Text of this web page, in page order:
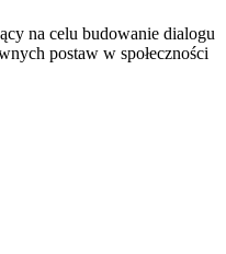
na celu budowanie dialogu
postaw w społeczności